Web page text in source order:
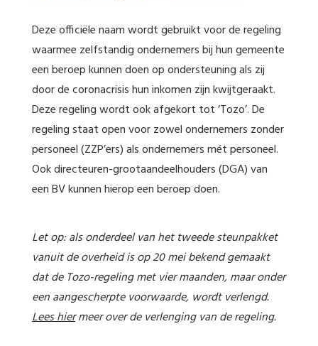
Deze officiële naam wordt gebruikt voor de regeling
waarmee zelfstandig ondernemers bij hun gemeente
een beroep kunnen doen op ondersteuning als zij
door de coronacrisis hun inkomen zijn kwijtgeraakt.
Deze regeling wordt ook afgekort tot ‘Tozo’. De
regeling staat open voor zowel ondernemers zonder
personeel (ZZP’ers) als ondernemers mét personeel.
Ook directeuren-grootaandeelhouders (DGA) van
een BV kunnen hierop een beroep doen.
Let op: als onderdeel van het tweede steunpakket
vanuit de overheid is op 20 mei bekend gemaakt
dat de Tozo-regeling met vier maanden, maar onder
een aangescherpte voorwaarde, wordt verlengd.
Lees hiermeer over de verlenging van de regeling.